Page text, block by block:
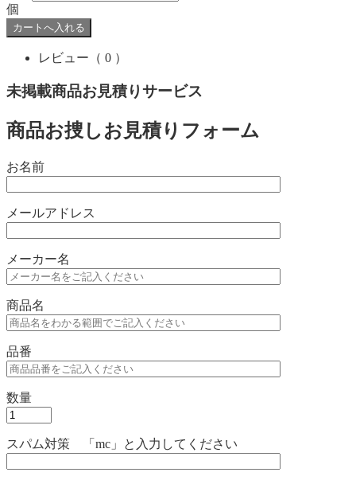
個
レビュー （ 0 ）
未掲載商品お見積りサービス
商品お捜しお見積りフォーム
お名前
メールアドレス
メーカー名
商品名
品番
数量
スパム対策 「mc」と入力してください